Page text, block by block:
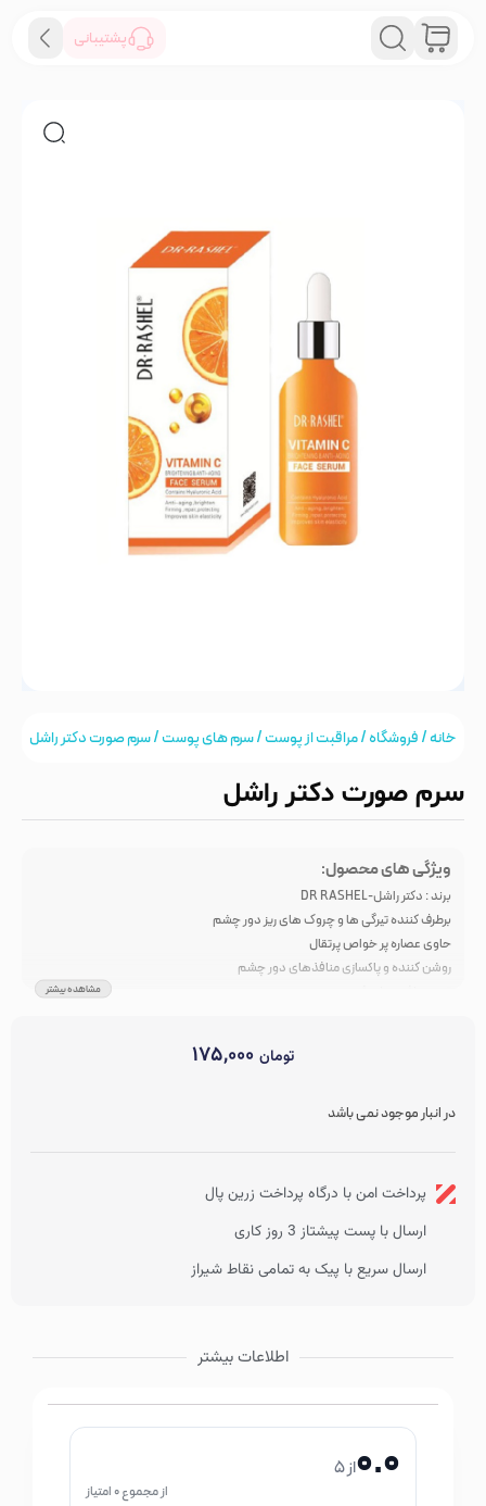
پشتیبانی
خانه/فروشگاه/مراقبت از پوست/سرم های پوست/ سرم صورت دکتر راشل
سرم صورت دکتر راشل
ویژگی های محصول:
برند : دکتر راشل-DR RASHEL
برطرف کننده تیرگی ها و چروک های ریز دور چشم
حاوی عصاره پر خواص پرتقال
روشن کننده و پاکسازی منافذهای دور چشم
ابرسانی فوق العاده و ضد التهاب
مشاهده بیشتر
تومان
در انبار موجود نمی باشد
پرداخت امن با درگاه پرداخت زرین پال
ارسال با پست پیشتاز 3 روز کاری
ارسال سریع با پیک به تمامی نقاط شیراز
اطلاعات بیشتر
0.0از 5
از مجموع 0 امتیاز